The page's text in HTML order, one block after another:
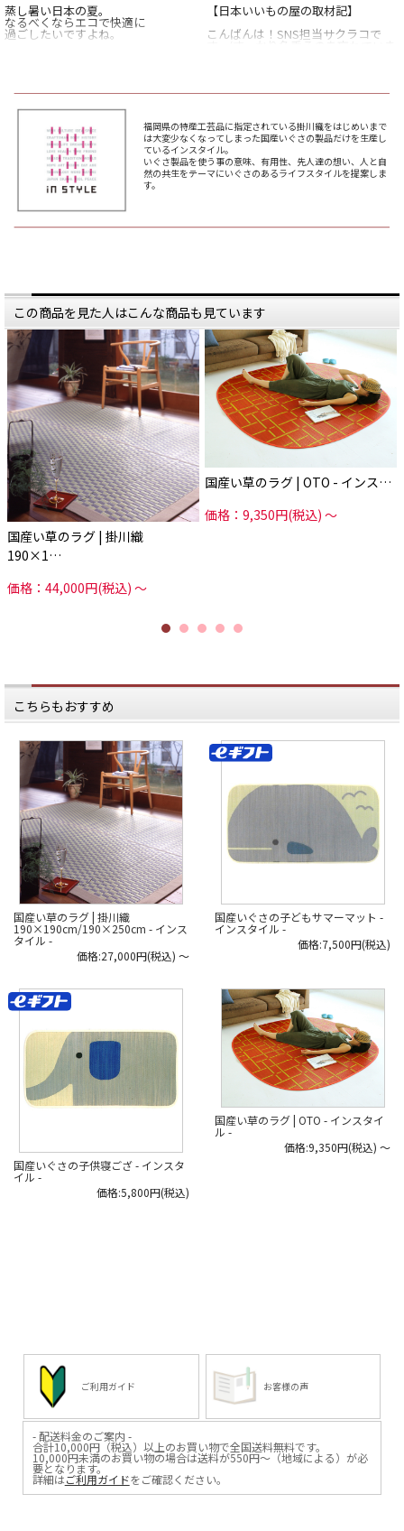
蒸し暑い日本の夏。
なるべくならエコで快適に
過ごしたいですよね。
就寝時や湿度の高い日は
水分を吸収してくれて、
サラっと快適に過ごせるんです。
湿度の高い日本の夏に
ぴったりなんですね。
とはいえ、昨今の住宅では、
畳敷きの和室がない家も
増えているのではないでしょうか。
インスタイルの
———
今回ご紹介するラグは、
国内で育てられた「い草」を
熟練の職人が手作業で仕上げている
「品質の高さ・安全性」がポイン
ト。
国産い草は1本1本が太く、
繊維がしっかりと詰まっているた
め、
弾力性がありヘタりにくく、
耐久性に優れています。
い草の内部は沢山の空気を
蓄えられるスポンジ構造で
柔軟性や弾力性の元となっていま
す。
しかもその内部構造は、
空気中の有害物質を吸着して
クリーンにして排出してくれる作用
も。
だからシックハウスの原因となる
ホルムアルデヒドや
心地よく過ごすことができます。
今回ご紹介する「い草ラグ」は全19
柄。
シンプルでクラシックなものから、
モダンで華やかなデザインまで個性
豊か。
え、い草のラグでこんなデザインが
あるの！？
と驚かれるかもしれません。
大胆な模様を選べるのも、
畳でなく「ラグ」
だからこそかもしれませんね。
暮らしに「い草」を
取り入れてみませんか？
*****
日本いいもの屋公式LINEはじめまし
た。
友達登録で５００円OFFクーポンを
@iimonoya
*****
いただけます。
▶︎その他お買い物はプロフィールリ
ンクからどうぞ。
#日本いいもの屋 #丁寧な暮らし #通
販サイト #ECサイト #雑貨店 #オンラ
インショップ #伝統工芸 #贈り物 #引
ラグ #畳ラグ #インスタイル
【日本いいもの屋の取材記】
こんばんは！SNS担当サクラコで
す。(すっかり名乗るのを忘れていま
描いてるのは、店長のさっちんです
今回取材にお邪魔させていただいた
のは
福岡県の南部に位置する大川市の
IN STYLEさん。
作り手である職人さんとの距離がと
ても近く、
IN STYLEが作ってもらっている
職人・工場は、ほぼIN STYLEの専
属。
逆に職人さんからすると自分たちが
作っている
製品がどういう形で販売されている
か
しっかりとわかります。
また、IN STYLEはい草の農家さんと
直接やりとりを行います。
全ての工程にIN STYLEが関わり、
製造方法に至るまで、徹底的にこだ
わる。
地域でものづくりはうまくいきませ
ん。
です。
草の
品質は、安価な海外製の製品などと
どのように”違う”のでしょうか…?
日本いいもの屋公式LINEはじめまし
た。
友達登録で５００円OFFクーポンを
プレゼント！
▽友だち登録はコチラから▽
@iimonoya
*****
▶︎取材記の続きは、商品画像リンク
から飛べる、商品ページの下部から
読めます！
▶︎または、日本いいもの屋トップペ
#日本いいもの屋 #丁寧な暮らし #暮
らし #職人 #伝統工芸 #贈り物 #い草
#マット #ござ #い草マット #い草ラ
グ #ラグ #インテリア #掛川織 #モダ
ンデザイン
福岡県の特産工芸品に指定されている掛川織をはじめいまで
は大変少なくなってしまった国産いぐさの製品だけを生産し
ているインスタイル。
いぐさ製品を使う事の意味、有用性、先人達の想い、人と自
然の共生をテーマにいぐさのあるライフスタイルを提案しま
す。
この商品を見た人はこんな商品も見ています
国産い草のラグ | 掛川織
190×1…
価格：44,000円(税込)～
国産い草のラグ | OTO - インス…
価格：9,350円(税込)～
こちらもおすすめ
国産い草のラグ | 掛川織
190×190cm/190×250cm - インス
タイル -
価格:27,000円(税込) ～
国産いぐさの子どもサマーマット -
インスタイル -
価格:7,500円(税込)
国産いぐさの子供寝ござ - インスタ
イル -
価格:5,800円(税込)
国産い草のラグ | OTO - インスタイ
ル -
価格:9,350円(税込) ～
ご利用ガイド お客様の声
- 配送料金のご案内 -
合計10,000円（税込）以上のお買い物で全国送料無料です。
10,000円未満のお買い物の場合は送料が550円～（地域による）が必
要となります。
詳細はご利用ガイドをご確認ください。